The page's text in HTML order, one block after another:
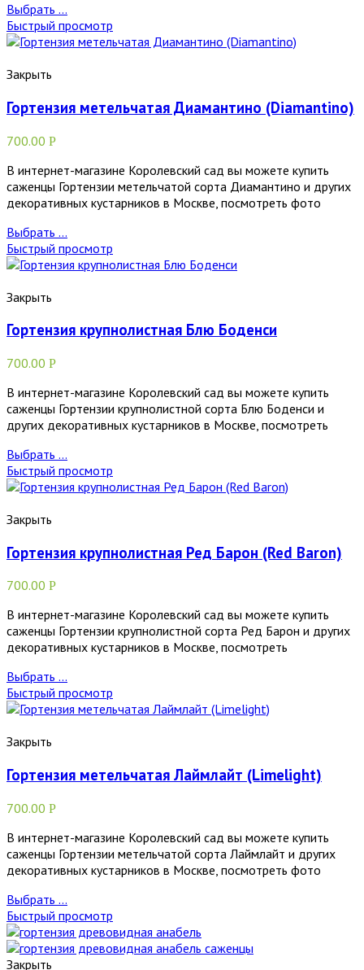
Выбрать ...
Быстрый просмотр
Закрыть
Гортензия метельчатая Диамантино (Diamantino)
700.00 Р
В интернет-магазине Королевский сад вы можете купить
саженцы Гортензии метельчатой сорта Диамантино и других
декоративных кустарников в Москве, посмотреть фото
Выбрать ...
Быстрый просмотр
Закрыть
Гортензия крупнолистная Блю Боденси
700.00 Р
В интернет-магазине Королевский сад вы можете купить
саженцы Гортензии крупнолистной сорта Блю Боденси и
других декоративных кустарников в Москве, посмотреть
Выбрать ...
Быстрый просмотр
Закрыть
Гортензия крупнолистная Ред Барон (Red Baron)
700.00 Р
В интернет-магазине Королевский сад вы можете купить
саженцы Гортензии крупнолистной сорта Ред Барон и других
декоративных кустарников в Москве, посмотреть
Выбрать ...
Быстрый просмотр
Закрыть
Гортензия метельчатая Лаймлайт (Limelight)
700.00 Р
В интернет-магазине Королевский сад вы можете купить
саженцы Гортензии метельчатой сорта Лаймлайт и других
декоративных кустарников в Москве, посмотреть фото
Выбрать ...
Быстрый просмотр
Закрыть